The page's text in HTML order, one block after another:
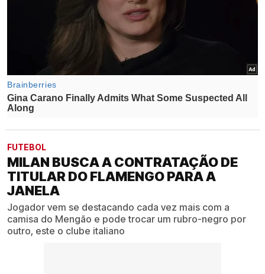
FUTEBOL
MILAN BUSCA A CONTRATAÇÃO DE
TITULAR DO FLAMENGO PARA A
JANELA
Jogador vem se destacando cada vez mais com a
camisa do Mengão e pode trocar um rubro-negro por
outro, este o clube italiano